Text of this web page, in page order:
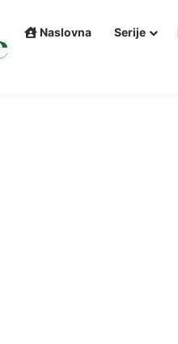
Naslovna Serije